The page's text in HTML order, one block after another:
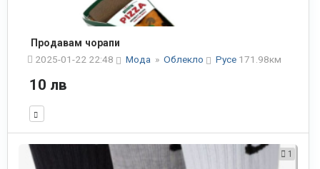
Продавам чорапи
2025-01-22 22:48
Мода » Облекло Русе 171.98км
10 лв
1